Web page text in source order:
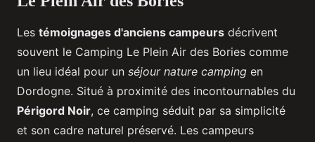
Les témoignages d'anciens campeurs décrivent
souvent le Camping Le Plein Air des Bories comme
un lieu idéal pour un séjour nature camping en
Dordogne. Situé à proximité des incontournables du
Périgord Noir, ce camping séduit par sa simplicité
et son cadre naturel préservé. Les campeurs